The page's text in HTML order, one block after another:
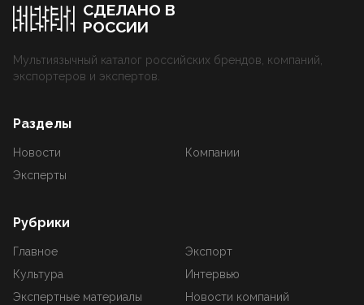
СДЕЛАНО В
РОССИИ
Мультиязычный каталог российских брендов, компаний,
экспортеров и экспертов.
Разделы
Новости
Компании
Эксперты
Рубрики
Главное
Экспорт
Культура
Интервью
Экспертные материалы
Новости компаний